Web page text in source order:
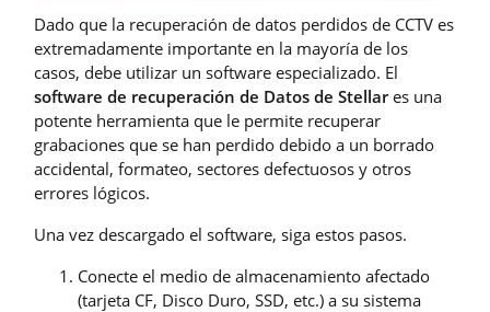
Dado que la recuperación de datos perdidos de CCTV es
extremadamente importante en la mayoría de los
casos, debe utilizar un software especializado. El
software de recuperación de Datos de Stellares una
potente herramienta que le permite recuperar
grabaciones que se han perdido debido a un borrado
accidental, formateo, sectores defectuosos y otros
errores lógicos.
Una vez descargado el software, siga estos pasos.
Conecte el medio de almacenamiento afectado
(tarjeta CF, Disco Duro, SSD, etc.) a su sistema